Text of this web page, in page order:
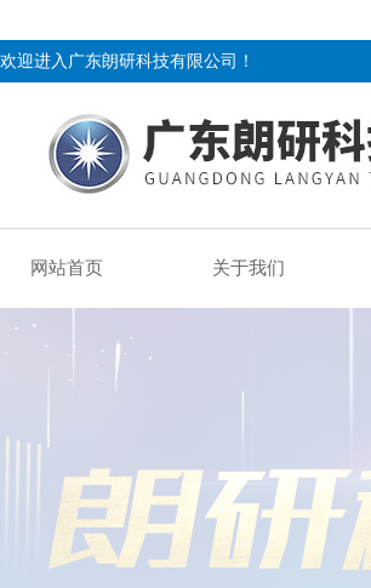
欢迎进入广东朗研科技有限公司！
网站首页 关于我们